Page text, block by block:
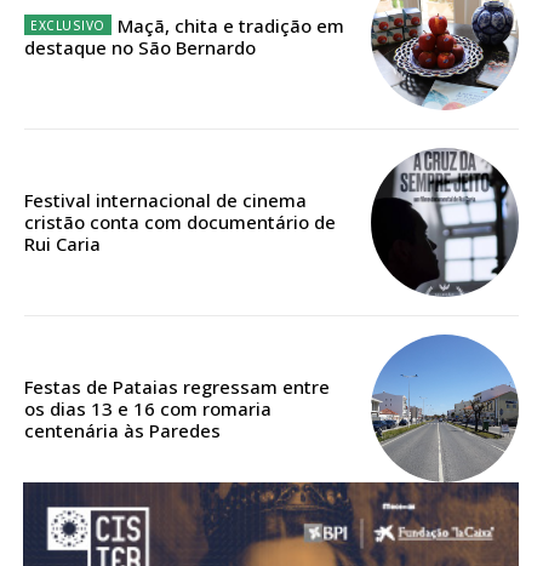
casa
Acesso ao conteúdo online
Acesso aos conteúdos Exclusivos para
Escolha o plano
DIGITAL ANUAL
16
12 meses
Maçã, chita e tradição em
destaque no São Bernardo
Festival internacional de cinema
cristão conta com documentário de
Rui Caria
Festas de Pataias regressam entre
os dias 13 e 16 com romaria
centenária às Paredes